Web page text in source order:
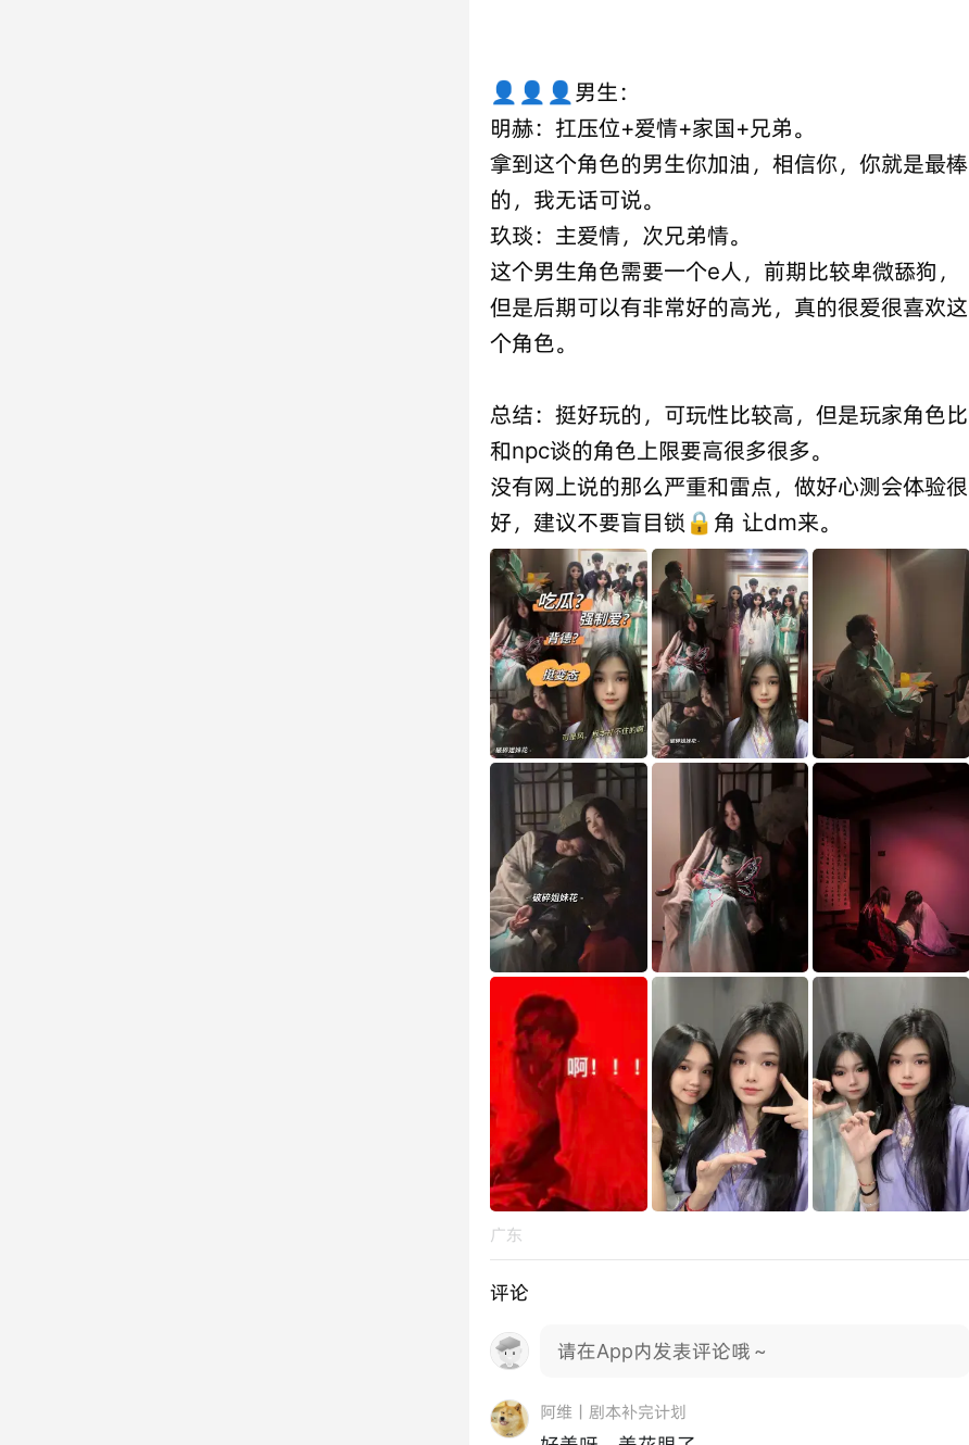
👤👤👤男生：
明赫：扛压位+爱情+家国+兄弟。
拿到这个角色的男生你加油，相信你，你就是最棒
的，我无话可说。
玖琰：主爱情，次兄弟情。
这个男生角色需要一个e人，前期比较卑微舔狗，
但是后期可以有非常好的高光，真的很爱很喜欢这
个角色。
总结：挺好玩的，可玩性比较高，但是玩家角色比
和npc谈的角色上限要高很多很多。
没有网上说的那么严重和雷点，做好心测会体验很
好，建议不要盲目锁🔒角 让dm来。
广东
评论
请在App内发表评论哦～
阿维丨剧本补完计划